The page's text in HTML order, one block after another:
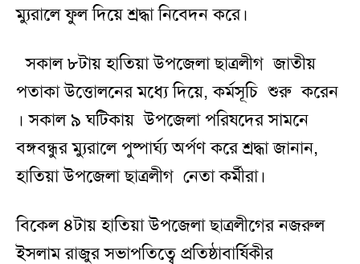
ম্যুরালে ফুল দিয়ে শ্রদ্ধা নিবেদন করে।
সকাল ৮টায় হাতিয়া উপজেলা ছাত্রলীগ জাতীয়
পতাকা উত্তোলনের মধ‍্যে দিয়ে, কর্মসূচি শুরু করেন
। সকাল ৯ ঘটিকায় উপজেলা পরিষদের সামনে
বঙ্গবন্ধুর ম্যুরালে পুষ্পার্ঘ্য অর্পণ করে শ্রদ্ধা জানান,
হাতিয়া উপজেলা ছাত্রলীগ নেতা কর্মীরা।
বিকেল ৪টায় হাতিয়া উপজেলা ছাত্রলীগের নজরুল
ইসলাম রাজুর সভাপতিত্বে প্রতিষ্ঠাবার্ষিকীর